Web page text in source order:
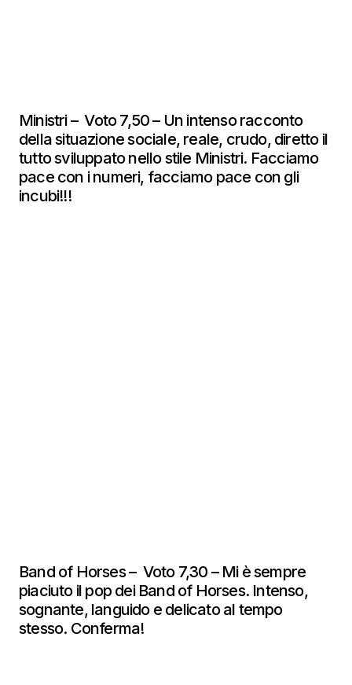
Ministri – Voto 7,50 – Un intenso racconto
della situazione sociale, reale, crudo, diretto il
tutto sviluppato nello stile Ministri. Facciamo
pace con i numeri, facciamo pace con gli
incubi!!!
Band of Horses – Voto 7,30 – Mi è sempre
piaciuto il pop dei Band of Horses. Intenso,
sognante, languido e delicato al tempo
stesso. Conferma!